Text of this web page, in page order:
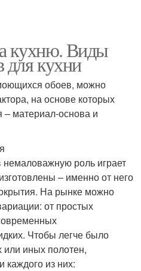
кухню. Виды
кухни
обоев, можно
на основе которых
– материал-основа и
роль играет
– именно от него
На рынке можно
от простых
Чтобы легче было
или иных полотен,
каждого из них: